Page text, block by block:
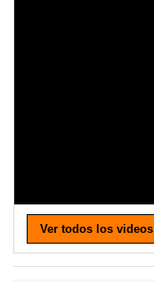
Ver todos los videos